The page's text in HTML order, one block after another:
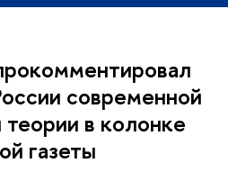
современной
в колонке
газеты